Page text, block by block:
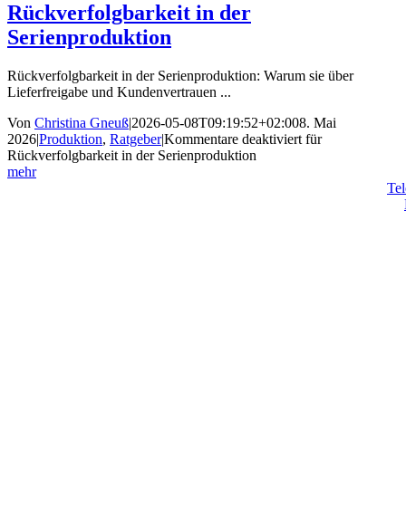
Rückverfolgbarkeit in der
Serienproduktion
Rückverfolgbarkeit in der Serienproduktion: Warum sie über
Lieferfreigabe und Kundenvertrauen ...
Von Christina Gneuß|2026-05-08T09:19:52+02:008. Mai
2026|Produktion, Ratgeber|Kommentare deaktiviert für
Rückverfolgbarkeit in der Serienproduktion
mehr